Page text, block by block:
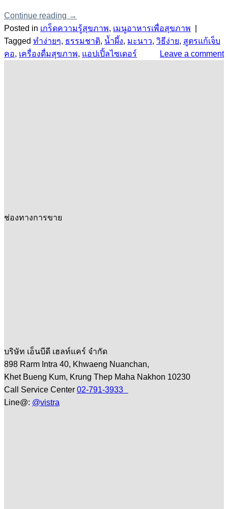
Continue reading →
Posted in เกร็ดความรู้สุขภาพ, เมนูอาหารเพื่อสุขภาพ
Tagged ทำง่ายๆ, ธรรมชาติ, น้ำผึ้ง, มะนาว, วิธีง่าย, สูตรแก้เจ็บ
คอ, เครื่องดื่มสุขภาพ, แอปเปิ้ลไซเดอร์ Leave a comment
ช่องทางการขาย
บริษัท เอ็นบีดี เฮลท์แคร์ จำกัด
898 Rarm Intra 40, Khwaeng Nuanchan,
Khet Bueng Kum, Krung Thep Maha Nakhon 10230
Call Service Center 02-791-3933
Line@: @vistra